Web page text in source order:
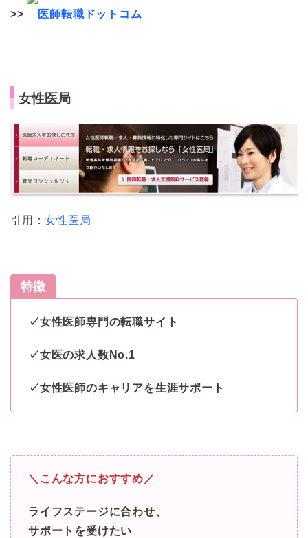
>> 医師転職ドットコム
女性医局
引用：女性医局
特徴
✓女性医師専門の転職サイト
✓女医の求人数No.1
✓女性医師のキャリアを生涯サポート
＼こんな方におすすめ／
ライフステージに合わせ、
サポートを受けたい